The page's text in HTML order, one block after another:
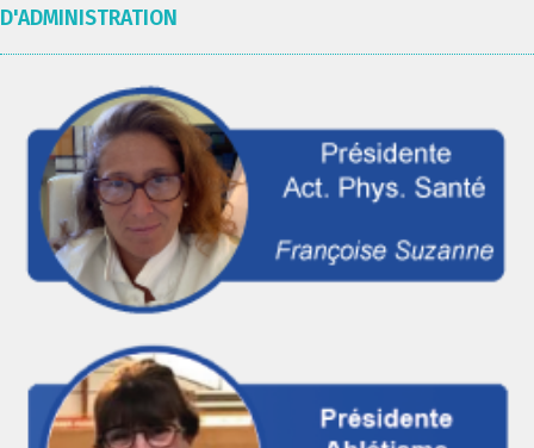
D'ADMINISTRATION